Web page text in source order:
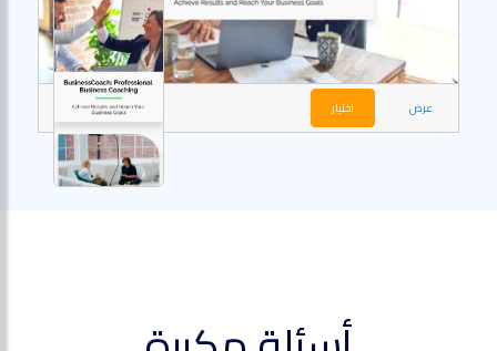
عرض اختيار